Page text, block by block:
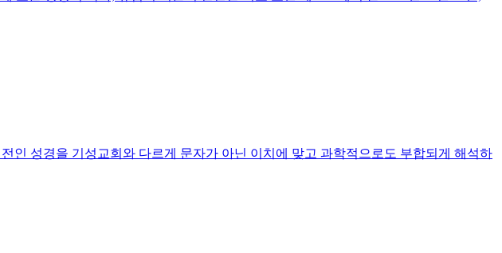
인 성경을 기성교회와 다르게 문자가 아닌 이치에 맞고 과학적으로도 부합되게 해석하